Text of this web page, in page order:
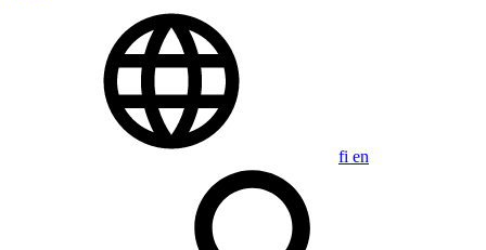
fi en